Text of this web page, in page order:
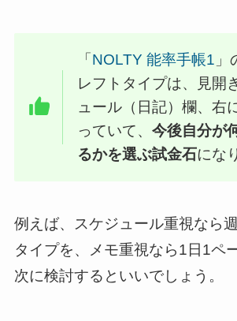
「NOLTY 能率手帳1
レフトタイプは、見開
ュール（日記）欄、右
っていて、 今後自分が
るかを選ぶ試金石にな
例えば、スケジュール重視なら
タイプを、メモ重視なら1日1ペ
次に検討するといいでしょう。